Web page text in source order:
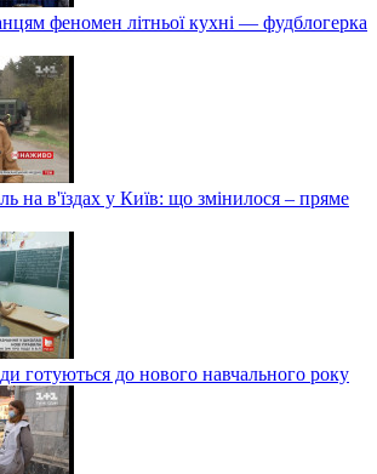
феномен літньої кухні — фудблогерка
на в'їздах у Київ: що змінилося – пряме
готуються до нового навчального року